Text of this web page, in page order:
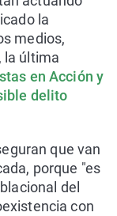
la
medios,
la última
en Acción y
delito
que van
porque "es
del
con